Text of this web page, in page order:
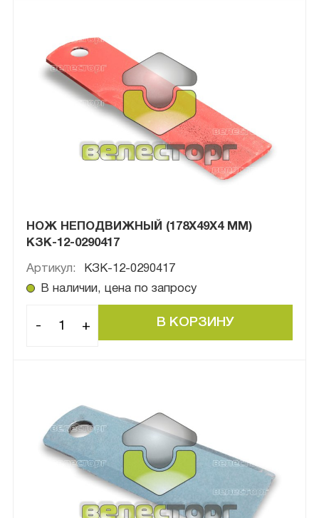
НОЖ НЕПОДВИЖНЫЙ (178Х49Х4 ММ)
КЗК-12-0290417
Артикул:
КЗК-12-0290417
В наличии, цена по запросу
- +